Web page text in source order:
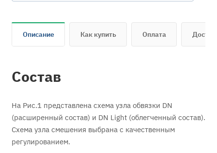
Описание Как купить Оплата
Состав
На Рис.1 представлена схема узла обвязки DN
(расширенный состав) и DN Light (облегченный состав).
Схема узла смешения выбрана с качественным
регулированием.